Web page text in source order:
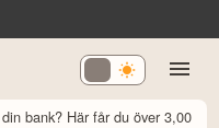
bank? Här får du över 3,00